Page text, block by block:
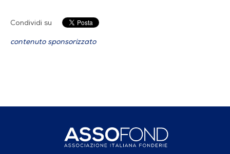
Condividi su
contenuto sponsorizzato